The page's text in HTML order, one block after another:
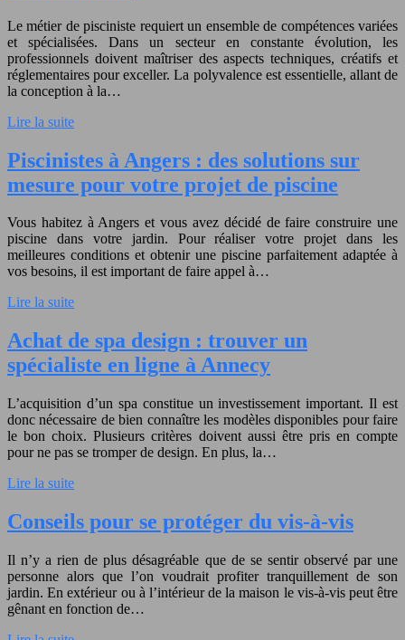
Le métier de pisciniste requiert un ensemble de compétences variées
et spécialisées. Dans un secteur en constante évolution, les
professionnels doivent maîtriser des aspects techniques, créatifs et
réglementaires pour exceller. La polyvalence est essentielle, allant de
la conception à la…
Lire la suite
Piscinistes à Angers : des solutions sur
mesure pour votre projet de piscine
Vous habitez à Angers et vous avez décidé de faire construire une
piscine dans votre jardin. Pour réaliser votre projet dans les
meilleures conditions et obtenir une piscine parfaitement adaptée à
vos besoins, il est important de faire appel à…
Lire la suite
Achat de spa design : trouver un
spécialiste en ligne à Annecy
L’acquisition d’un spa constitue un investissement important. Il est
donc nécessaire de bien connaître les modèles disponibles pour faire
le bon choix. Plusieurs critères doivent aussi être pris en compte
pour ne pas se tromper de design. En plus, la…
Lire la suite
Conseils pour se protéger du vis-à-vis
Il n’y a rien de plus désagréable que de se sentir observé par une
personne alors que l’on voudrait profiter tranquillement de son
jardin. En extérieur ou à l’intérieur de la maison le vis-à-vis peut être
gênant en fonction de…